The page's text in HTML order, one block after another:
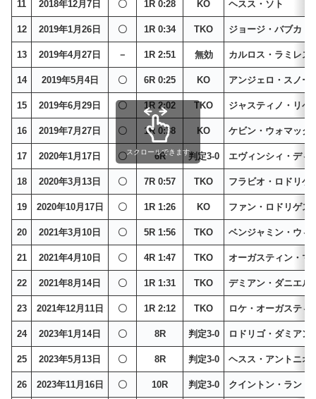
11 2018年12月7日 〇 1R 0:28 KO ヘスス・ソト
12 2019年1月26日 〇 1R 0:34 TKO ジョージ・バブカ
13 2019年4月27日 － 1R 2:51 無効 カルロス・ラミレス
14 2019年5月4日 〇 6R 0:25 KO アンジェロ・スノー
15 2019年6月29日 〇 1R 2:02 TKO ジャスティノ・リベ
16 2019年7月27日 〇 1R 0:38 KO ケビン・ウォマック
17 2020年1月17日 〇 6R 判定3-0 エヴィンシィ・ディ
18 2020年3月13日 〇 7R 0:57 TKO フラビオ・ロドリゲ
19 2020年10月17日 〇 1R 1:26 KO ファン・ロドリゲス
20 2021年3月10日 〇 5R 1:56 TKO ベンジャミン・ウィ
21 2021年4月10日 〇 4R 1:47 TKO オーガスティン・マ
22 2021年8月14日 〇 1R 1:31 TKO デミアン・ダニエル
23 2021年12月11日 〇 1R 2:12 TKO ロケ・オーガスティ
24 2023年1月14日 〇 8R 判定3-0 ロドリゴ・ダミアン
25 2023年5月13日 〇 8R 判定3-0 ヘスス・アントニオ
26 2023年11月16日 〇 10R 判定3-0 クイントン・ランド
スクロールできます